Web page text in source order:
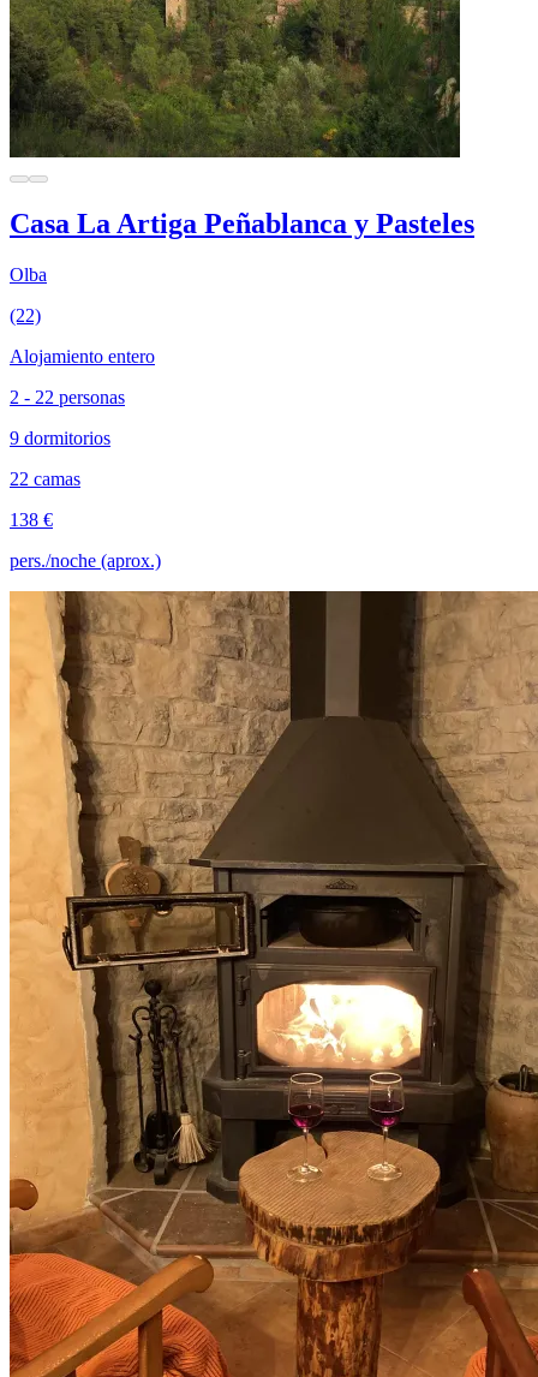
Casa La Artiga Peñablanca y Pasteles
Olba
(22)
Alojamiento entero
2 - 22 personas
9 dormitorios
22 camas
138 €
pers./noche (aprox.)